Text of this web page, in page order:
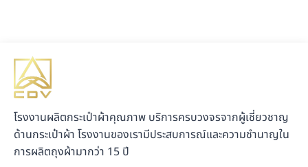
โรงงานผลิตกระเป๋าผ้าคุณภาพ บริการครบวงจรจากผู้เชี่ยวชาญ
ด้านกระเป๋าผ้า โรงงานของเรามีประสบการณ์และความชำนาญใน
การผลิตถุงผ้ามากว่า 15 ปี